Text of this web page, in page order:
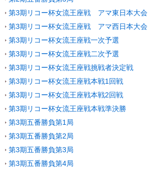
第3期リコー杯女流王座戦 アマ東日本大会
第3期リコー杯女流王座戦 アマ西日本大会
第3期リコー杯女流王座戦一次予選
第3期リコー杯女流王座戦二次予選
第3期リコー杯女流王座戦挑戦者決定戦
第3期リコー杯女流王座戦本戦1回戦
第3期リコー杯女流王座戦本戦2回戦
第3期リコー杯女流王座戦本戦準決勝
第3期五番勝負第1局
第3期五番勝負第2局
第3期五番勝負第3局
第3期五番勝負第4局